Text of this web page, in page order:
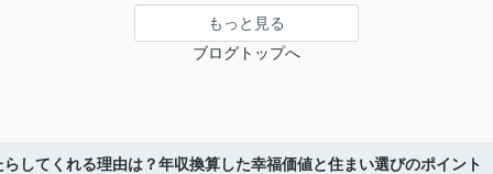
もっと見る
ブログトップへ
してくれる理由は？年収換算した幸福価値と住まい選びのポイント